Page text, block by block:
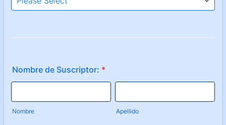
Nombre de Suscriptor: *
Nombre Apellido